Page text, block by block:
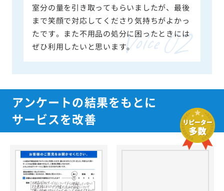
室分の量を引き取ってもらいましたが、最後
まで笑顔で対応してくださり気持ちがよかっ
たです。また不用品の処分に困ったときには
ぜひ利用したいと思います。
アンケートの結果をもとに
サービスを改善